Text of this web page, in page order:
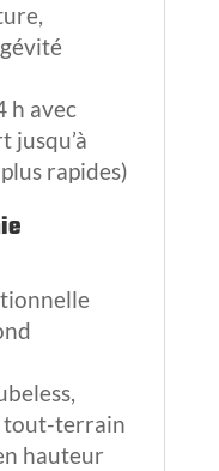
h avec
jusqu’à
rapides)
tout-terrain
hauteur